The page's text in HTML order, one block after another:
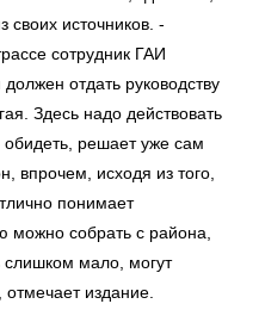
своих источников. -
сотрудник ГАИ
отдать руководству
Здесь надо действовать
обидеть, решает уже сам
впрочем, исходя из того,
понимает
можно собрать с района,
слишком мало, могут
издание.